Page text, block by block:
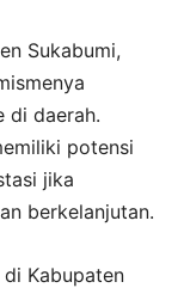
Sukabumi,
di daerah.
potensi
jika
berkelanjutan.
Kabupaten